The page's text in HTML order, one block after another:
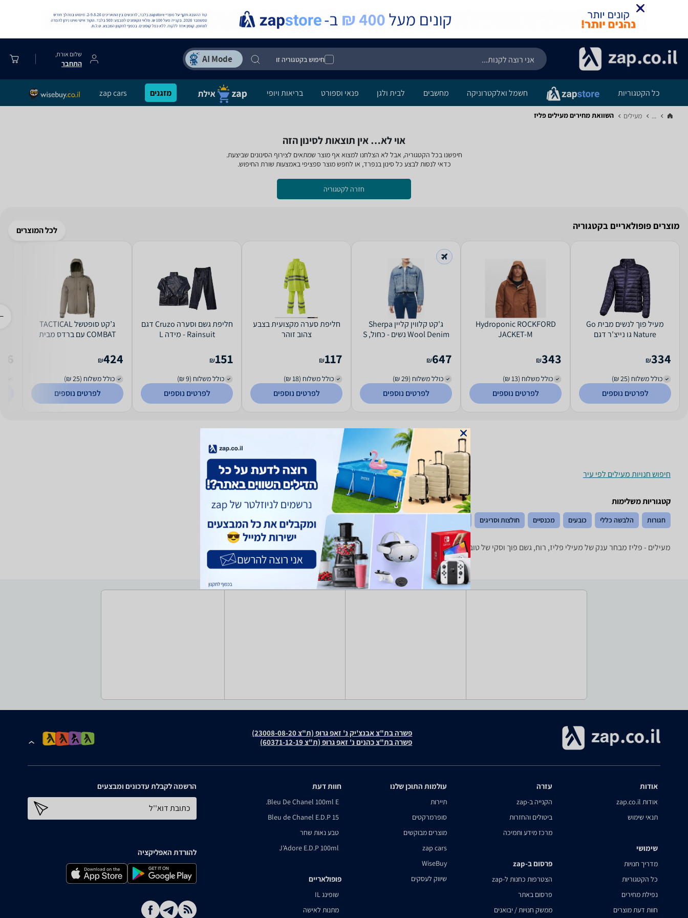
חיפוש בקטגוריה זו
שלום אורח,
התחבר
כל הקטגוריות חשמל ואלקטרוניקה מחשבים לבית ולגן פנאי וספורט בריאות ויופי מזגנים zap cars
... מעילים‏ השוואת מחירים מעילים ‏פליז
אוי לא… אין תוצאות לסינון הזה
חיפשנו בכל הקטגוריה, אבל לא הצלחנו למצוא אף מוצר שמתאים לצירוף הסינונים שביצעת.
כדאי לנסות לבצע כל סינון בנפרד, או לחפש מוצר ספציפי באמצעות שורת החיפוש.
חזרה לקטגוריה
מוצרים פופולאריים בקטגוריה לכל המוצרים
מעיל פוך לנשים מבית Go
Nature גו נייצ'ר דגם
צבע שחור מידה L334
₪
כולל משלוח (25 ₪)
לפרטים נוספים
Hydroponic ROCKFORD
JACKET-M
343
₪
כולל משלוח (13 ₪)
לפרטים נוספים
ג'קט קלווין קליין Sherpa
Wool Denim נשים - כחול, S
647
₪
כולל משלוח (29 ₪)
לפרטים נוספים
חליפת סערה מקצועית בצבע
צהוב זוהר
117
₪
כולל משלוח (18 ₪)
לפרטים נוספים
חליפת גשם וסערה Cruzo דגם
Rainsuit - מידה L
151
₪
כולל משלוח (9 ₪)
לפרטים נוספים
ג’קט סופטשל TACTICAL
COMBAT עם ברדס מבית
424
₪
כולל משלוח (25 ₪)
לפרטים נוספים
חיפוש חנויות מעילים לפי עיר
קטגוריות משלימות
חגורות הלבשה כללי כובעים מכנסיים חולצות וסריגים
מעילים - ‏פליז מבחר ענק של מעילי פליז, רוח, גשם פוך וסקי של טובי המותגים: Columbia, Marmot, The North Face, Salewa ואחרים.
פשרה בת"צ אבנצ'יק נ' זאפ גרופ (ת"צ 23008-08-20)
פשרה בת"צ כהנים נ' זאפ גרופ (ת"צ 60371-12-19)
אודות
אודות zap.co.il
תנאי שימוש
שימושי
מדריך חנויות
כל הקטגוריות
נפילת מחירים
חוות דעת מוצרים
עזרה
הקנייה ב-zap
ביטולים והחזרות
מרכז מידע ותמיכה
פרסום ב-zap
הצטרפות כחנות ל-zap
פרסום באתר
ממשק חנויות / יבואנים
עולמות התוכן שלנו
תיירות
סופרמרקטים
מוצרים מבוקשים
zap cars
WiseBuy
שיווק לעסקים
חוות דעת
Bleu De Chanel 100ml E.
Bleu de Chanel E.D.P 15
טבע נאות שחר
J'Adore E.D.P 100ml
פופולאריים
שופינג IL
מתנות לאישה
הרשמה לקבלת עדכונים ומבצעים
כתובת דוא''ל
להורדת האפליקציה